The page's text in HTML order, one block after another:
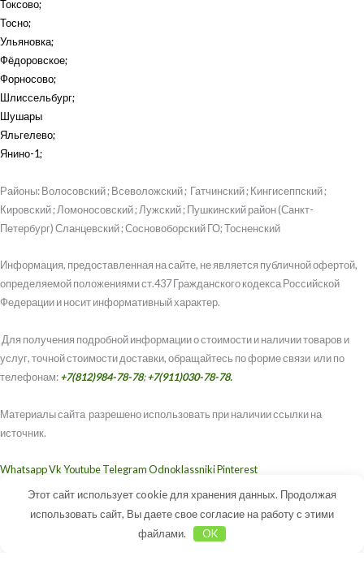
Токсово;
Тосно;
Ульяновка;
Фёдоровское;
Форносово;
Шлиссельбург;
Шушары
Яльгелево;
Янино-1;
Районы: Волосовский ; Всеволожский ; Гатчинский ; Кингисеппский ;
Кировский ; Ломоносовский ; Лужский ; Пушкинский район (Санкт-
Петербург) Сланцевский ; Сосновоборский ГО; Тосненский
Информация, предоставленная на сайте, не является публичной офертой,
определяемой положениями ст.437 Гражданского кодекса Российской
Федерации и носит информативный характер.
Для получения подробной информации о стоимости и наличии товаров и
услуг, точной стоимости доставки, обращайтесь по форме связи или по
телефонам:+7(812)984-78-78;+7(911)030-78-78.
Материалы сайта разрешено использовать при наличии ссылки на
источник.
WhatsappVkYoutubeTelegramOdnoklassnikiPinterest
2008 - 2026 © Пилорама 78 Досок
Условия доставки и возврата товаров
Этот сайт использует cookie для хранения данных. Продолжая
использовать сайт, Вы даете свое согласие на работу с этими
файлами.
OK